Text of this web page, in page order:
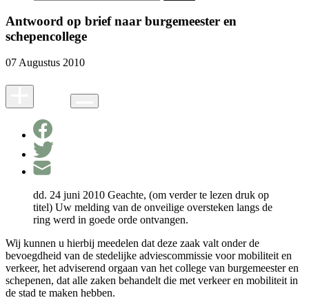
Antwoord op brief naar burgemeester en
schepencollege
07 Augustus 2010
dd. 24 juni 2010 Geachte, (om verder te lezen druk op
titel) Uw melding van de onveilige oversteken langs de
ring werd in goede orde ontvangen.
Wij kunnen u hierbij meedelen dat deze zaak valt onder de
bevoegdheid van de stedelijke adviescommissie voor mobiliteit en
verkeer, het adviserend orgaan van het college van burgemeester en
schepenen, dat alle zaken behandelt die met verkeer en mobiliteit in
de stad te maken hebben.